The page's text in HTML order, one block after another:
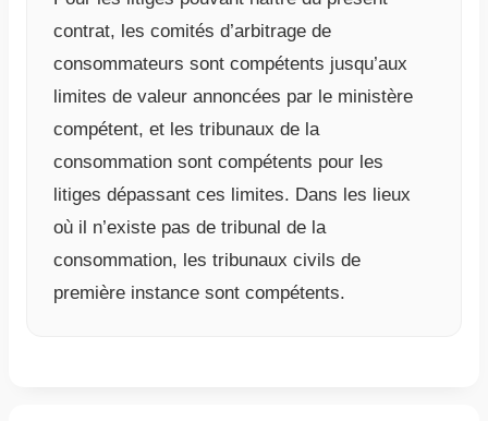
contrat, les comités d’arbitrage de
consommateurs sont compétents jusqu’aux
limites de valeur annoncées par le ministère
compétent, et les tribunaux de la
consommation sont compétents pour les
litiges dépassant ces limites. Dans les lieux
où il n’existe pas de tribunal de la
consommation, les tribunaux civils de
première instance sont compétents.